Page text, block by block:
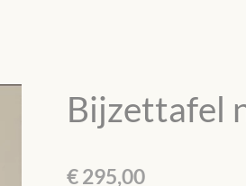
Bijzettafel
€ 295,00